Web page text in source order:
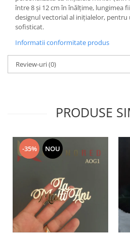
Placute ABS (metalex)
PRODUSUL LUNII
% Promotii
între 8 și 12 cm în înălțime, lungimea
designul vectorial al inițialelor, pentru
sofisticat.
Informatii conformitate produs
Review-uri(0)
PRODUSE
-35% NOU